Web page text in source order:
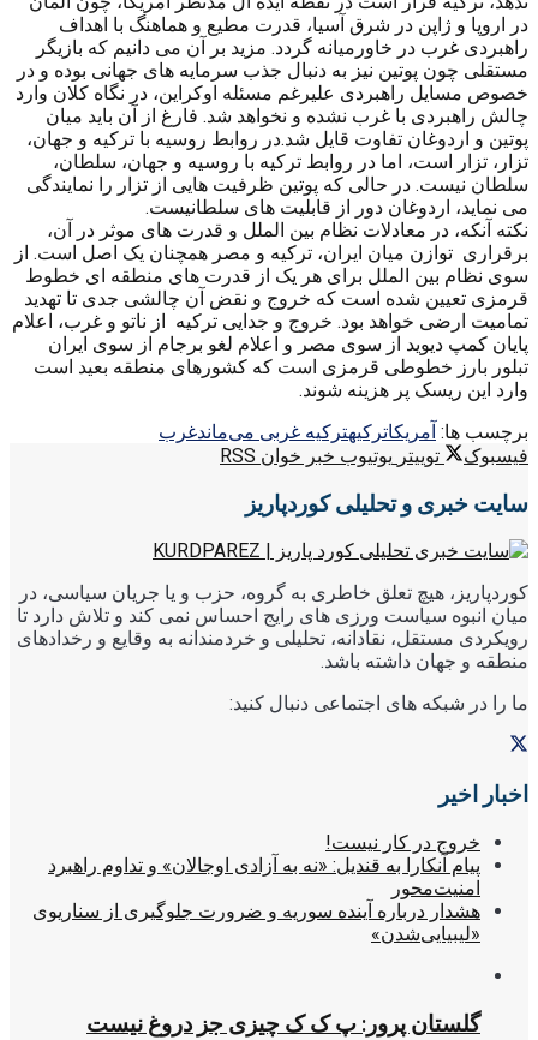
در اروپا و ژاپن در شرق آسیا، قدرت مطیع و هماهنگ با اهداف
راهبردی غرب در خاورمیانه گردد. مزید بر آن می دانیم که بازیگر
مستقلی چون پوتین نیز به دنبال جذب سرمایه های جهانی بوده و در
خصوص مسایل راهبردی علیرغم مسئله اوکراین، در نگاه کلان وارد
چالش راهبردی با غرب نشده و نخواهد شد. فارغ از آن باید میان
پوتین و اردوغان تفاوت قایل شد.در روابط روسیه با ترکیه و جهان،
تزار، تزار است، اما در روابط ترکیه با روسیه و جهان، سلطان،
سلطان نیست. در حالی که پوتین ظرفیت هایی از تزار را نمایندگی
می نماید، اردوغان دور از قابلیت های سلطانیست.
نکته آنکه، در معادلات نظام بین الملل و قدرت های موثر در آن،
برقراری توازن میان ایران، ترکیه و مصر همچنان یک اصل است. از
سوی نظام بین الملل برای هر یک از قدرت های منطقه ای خطوط
قرمزی تعیین شده است که خروج و نقض آن چالشی جدی تا تهدید
تمامیت ارضی خواهد بود. خروج و جدایی ترکیه از ناتو و غرب، اعلام
پایان کمپ دیوید از سوی مصر و اعلام لغو برجام از سوی ایران
تبلور بارز خطوطی قرمزی است که کشورهای منطقه بعید است
وارد این ریسک پر هزینه شوند.
برچسب ها: آمریکاترکیهترکیه غربی می‌ماندغرب
فیسبوک
توییتر یوتیوب خبر خوان RSS
سایت خبری و تحلیلی کوردپاریز
کوردپاریز، هیچ تعلق خاطری به گروه، حزب و یا جریان سیاسی، در
میان انبوه سیاست ورزی های رایج احساس نمی کند و تلاش دارد تا
رویکردی مستقل، نقادانه، تحلیلی و خردمندانه به وقایع و رخدادهای
منطقه و جهان داشته باشد.
ما را در شبکه های اجتماعی دنبال کنید:
اخبار اخیر
خروج در کار نیست!
پیام آنکارا به قندیل: «نه به آزادی اوجالان» و تداوم راهبرد
امنیت‌محور
هشدار درباره آینده سوریه و ضرورت جلوگیری از سناریوی
«لیبیایی‌شدن»
گلستان پرور: پ ک ک چیزی جز دروغ نیست